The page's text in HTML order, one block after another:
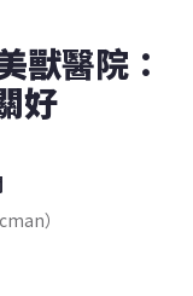
獸醫院：
好
）